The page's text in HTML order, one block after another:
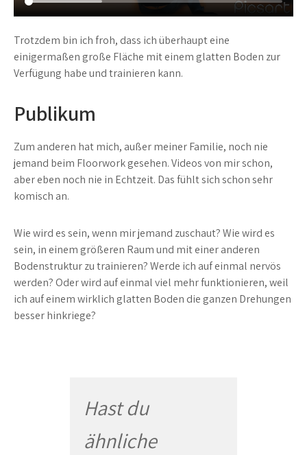
Trotzdem bin ich froh, dass ich überhaupt eine
einigermaßen große Fläche mit einem glatten Boden zur
Verfügung habe und trainieren kann.
Publikum
Zum anderen hat mich, außer meiner Familie, noch nie
jemand beim Floorwork gesehen. Videos von mir schon,
aber eben noch nie in Echtzeit. Das fühlt sich schon sehr
komisch an.
Wie wird es sein, wenn mir jemand zuschaut? Wie wird es
sein, in einem größeren Raum und mit einer anderen
Bodenstruktur zu trainieren? Werde ich auf einmal nervös
werden? Oder wird auf einmal viel mehr funktionieren, weil
ich auf einem wirklich glatten Boden die ganzen Drehungen
besser hinkriege?
Hast du
ähnliche